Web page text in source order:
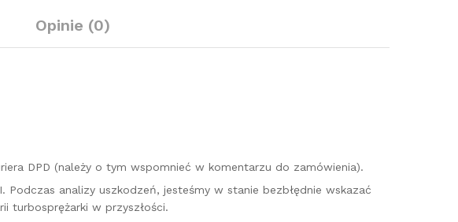
Opinie (0)
DPD (należy o tym wspomnieć w komentarzu do zamówienia).
Podczas analizy uszkodzeń, jesteśmy w stanie bezbłędnie wskazać
turbosprężarki w przyszłości.